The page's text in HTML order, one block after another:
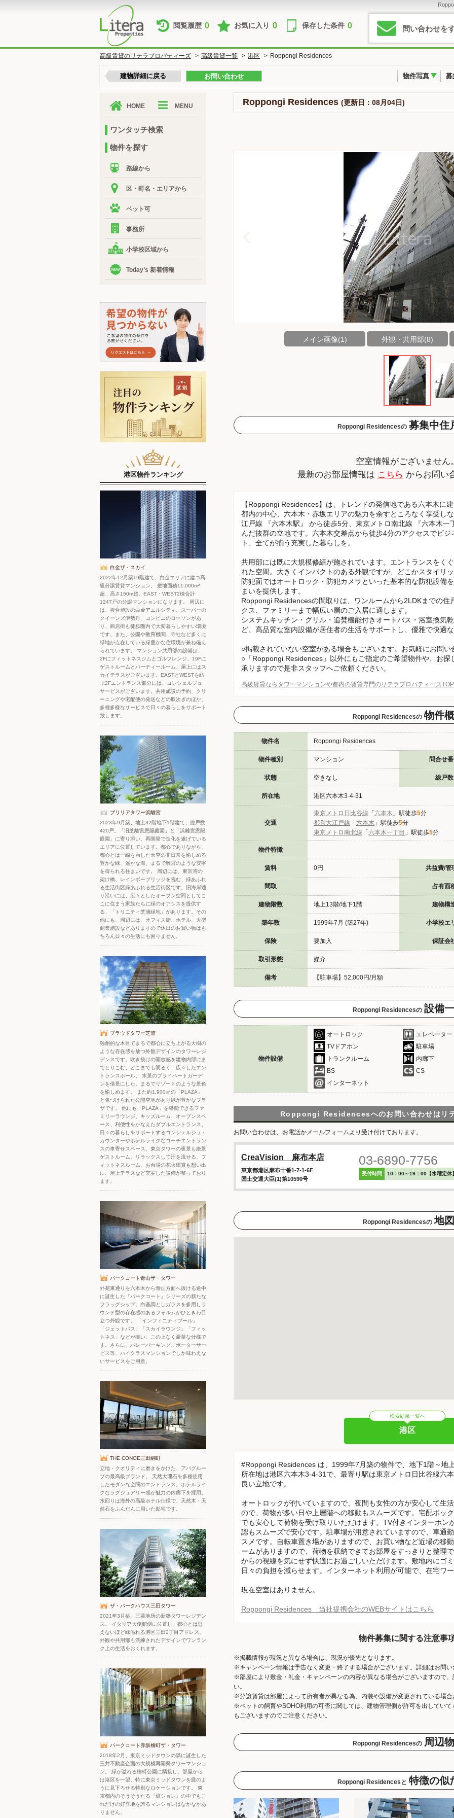
閲覧履歴 0 お気に入り 0 保存した条件 0 問い合わせを
高級賃貸のリテラプロパティーズ > 高級賃貸一覧 > 港区 > Roppongi Residences
建物詳細に戻る お問い合わせ 物件写真 募
Roppongi Residences (更新日：08月04日)
メイン画像(1) 外観・共用部(8)
Roppongi Residencesの 募集中住
空室情報がございません
最新のお部屋情報は こちら からお問い
【Roppongi Residences】は、トレンドの発信地である六本木に
都内の中心、六本木・赤坂エリアの魅力を余すところなく享受し
江戸線 『六本木駅』 から徒歩5分、東京メトロ南北線 『六本木
んだ抜群の立地です。六本木交差点から徒歩4分のアクセスでビ
ト、全てが揃う充実した暮らしを。
共用部には既に大規模修繕が施されています。エントランスをく
れた空間。大きくインパクトのある外観ですが、どこかスタイリ
防犯面ではオートロック・防犯カメラといった基本的な防犯設備
まいを提供します。
Roppongi Residencesの間取りは、ワンルームから2LDKまでの住
クス、ファミリーまで幅広い層のご入居に適します。
システムキッチン・グリル・追焚機能付きオートバス・浴室換気
ど、高品質な室内設備が居住者の生活をサポートし、優雅で快適
○掲載されていない空室がある場合もございます。お気軽にお問い
○「Roppongi Residences」以外にもご指定のご希望物件や、お
承りますので是非スタッフへご依頼ください。
高級賃貸ならタワーマンションや都内の賃貸専門のリテラプロパティーズ
Roppongi Residencesの 物件
物件名 Roppongi Residences
物件種別 マンション 問合せ
状態 空きなし 総戸数
所在地 港区六本木3-4-31
交通
東京メトロ日比谷線 「六本木 」駅徒歩5分
都営大江戸線 「六本木 」駅徒歩5分
東京メトロ南北線 「六本木一丁目 」駅徒歩5分
物件特徴
賃料 0円 共益費/管
間取 占有面
建物階数 地上13階/地下1階 建物構
築年数 1999年7月 (築27年) 小学校エ
保険 要加入 保証会
取引形態 媒介
備考 【駐車場】52,000円/月額
Roppongi Residencesの 設備
物件設備
オートロック
エレベーター
TVドアホン
駐車場
トランクルーム
内廊下
BS
CS
インターネット
Roppongi Residencesへのお問い合わせは リ
お問い合わせは、お電話かメールフォームより受け付けております。
CreaVision 麻布本店
東京都港区麻布十番1-7-1-6F
国土交通大臣(1)第10590号
03-6890-7756
受付時間 10：00～19：00【水曜定休
Roppongi Residencesの 地図
検索結果一覧へ
港区
#Roppongi Residences は、1999年7月築の物件で、地下1階～地
所在地は港区六本木3-4-31で、最寄り駅は東京メトロ日比谷線六
良い立地です。
オートロックが付いていますので、夜間も女性の方が安心して生
ので、荷物が多い日や上層階への移動もスムーズです。宅配ボッ
でも安心して荷物を受け取りいただけます。TV付きインターホン
認もスムーズで安心です。駐車場が用意されていますので、車通
スメです。自転車置き場がありますので、お買い物など近場の移
ームがありますので、荷物を収納できてお部屋をすっきりと整理
からの視線を気にせず快適にお過ごしいただけます。敷地内にゴ
日々の負担を減らせます。インターネット利用が可能で、在宅ワ
現在空室はありません。
Roppongi Residences 当社提携会社のWEBサイトはこちら
物件募集に関する注意事
※掲載情報が現況と異なる場合は、現況が優先となります。
※キャンペーン情報は予告なく変更・終了する場合がございます。詳細はお問
※部屋により敷金・礼金・キャンペーンの内容が異なる場合がございますので
い。
※分譲賃貸は部屋によって所有者が異なる為、内装や設備が変更されている場
※ペットの飼育やSOHO利用の可否に関しては、建物管理側が許可を出してい
もございますのでご注意ください。
Roppongi Residencesの 周辺
Roppongi Residencesと 特徴の似
HOME MENU
ワンタッチ検索
物件を探す
路線から
区・町名・エリアから
ペット可
事務所
小学校区域から
Today’s 新着情報
港区物件ランキング
白金ザ・スカイ
2022年12月築19階建て、白金エリアに建つ高
級分譲賃貸マンション。 敷地面積11,000m²
超、高さ150m超、EAST・WEST2棟合計
1247戸の分譲マンションになります。 周辺に
は、複合施設の白金アエルシティ、スーパーの
クイーンズ伊勢丹、コンビニのローソンがあ
り、商店街も徒歩圏内で大変暮らしやすい環境
です。また、公園や教育機関、寺社など多くに
緑地が点在している緑豊かな住環境が兼ね備え
られています。 マンション共用部の設備は、
2Fにフィットネスジムとゴルフレンジ、19Fに
ゲストルームとパーティールーム、屋上にはス
カイテラスがございます。EASTとWESTを結
ぶ2Fエントランス部分には、コンシェルジュ
サービスがございます。共用施設の予約、クリ
ーニングや宅配便の発送などの取次ぎのほか、
多種多様なサービスで日々の暮らしをサポート
致します。
ブリリアタワー浜離宮
2023年9月築、地上32階地下1階建て、総戸数
420戸。「旧芝離宮恩賜庭園」と「浜離宮恩賜
庭園」に寄り添い、再開発で進化を遂げている
エリアに位置しています。都心でありながら、
都心とは一線を画した天空の非日常を愉しめる
豊かな緑、遥かな海、まるで離宮のような安寧
を得られる住まいです。 周辺には、東京湾の
架け橋、レインボーブリッジを臨む、緑あふれ
る生活街区緑あふれる生活街区です。旧海岸通
り沿いには、広々としたオープン空間としてこ
こに住まう家族たちに緑のオアシスを提供す
る、「トリニティ芝浦緑地」があります。その
他にも、周辺には、オフィス街、ホテル、大型
商業施設などありますので休日のお買い物はも
ちろん日々の生活にも困りません。
プラウドタワー芝浦
独創的な木目でまるで都心に立ち上がる大樹の
ような存在感を放つ外観デザインのタワーレジ
デンスです。吹き抜けの開放感を建物内部にま
でとりこむ、どこまでも明るく、広々したエン
トランスホール。 水景のプライベートガーデ
ンを借景にした、まるでリゾートのような景色
を愉しめます。 また約1,900㎡の「PLAZA」
と名づけられた公開空地があり緑が豊かなプラ
ザです。 他にも「PLAZA」を堪能できるファ
ミリーラウンジ、キッズルーム、オープンスペ
ース、利便性をかなえたダブルエントランス、
日々の暮らしをサポートするコンシェルジュ・
カウンターやホテルライクなコーチエントラン
スの車寄せスペース、東京タワーの夜景も絶景
ゲストルーム、リラックスして汗を流せる、フ
ィットネスルーム、お台場の花火鑑賞も想い出
に、屋上テラスなど充実した設備が整っており
ます。
パークコート青山ザ・タワー
外苑東通りを六本木から青山方面へ抜ける途中
に誕生した『パークコート』シリーズの新たな
フラッグシップ。白基調としガラスを多用しラ
ウンド型の存在感のあるフォルムがひときわ目
立つ外観です。 「インフィニティプール」
「ジェットバス」「スカイラウンジ」「フィッ
トネス」などが揃い、この上なく豪華な仕様で
す。さらに、バレーパーキング、ポーターサー
ビス等、ハイクラスマンションでしか味わえな
いサービスをご用意。
THE CONOE三田綱町
立地・クオリティに磨きをかけた、アパグルー
プの最高級ブランド。 天然大理石を多種使用
したモダンな空間のエントランス。ホテルライ
クなラグジュアリー感が魅力の内廊下を採用。
水回りは海外の高級ホテル仕様で、天然木・天
然石をふんだんに用いた邸宅です。
ザ・パークハウス三田タワー
2021年3月築、三菱地所の新築タワーレジデン
ス。 イタリア大使館側に位置し、都心とは思
えないほど緑溢れる港区三田2丁目アドレス。
外観や共用部も洗練されたデザインでワンラン
ク上の生活をおくれます。
パークコート赤坂檜町ザ・タワー
2018年2月、東京ミッドタウンの隣に誕生した
三井不動産企画の大規模再開発タワーマンショ
ン。 緑が溢れる檜町公園に隣接し、部屋から
は港区を一望。特に東京ミッドタウンを庭のよ
うに見下ろせる特別なロケーションです。 東
京都内のそうそうたる『億ション』の中でもこ
れだけの好立地を誇るマンションはなかなかあ
りません。